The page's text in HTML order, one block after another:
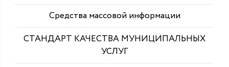
Средства массовой информации
СТАНДАРТ КАЧЕСТВА МУНИЦИПАЛЬНЫХ
УСЛУГ